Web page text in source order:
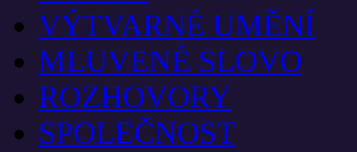
VÝTVARNÉ UMĚNÍ
MLUVENÉ SLOVO
ROZHOVORY
SPOLEČNOST